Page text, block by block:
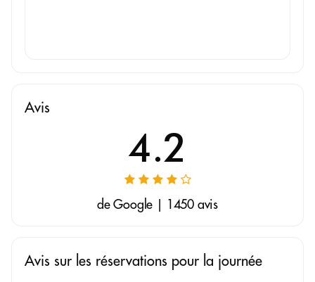
Avis
4.2
de Google | 1450 avis
Avis sur les réservations pour la journée